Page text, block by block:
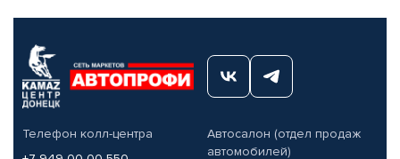
Телефон колл-центра
Автосалон (отдел продаж
автомобилей)